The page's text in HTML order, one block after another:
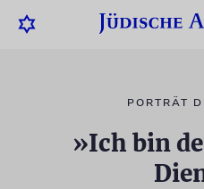
PORTRÄT
»Ich bin